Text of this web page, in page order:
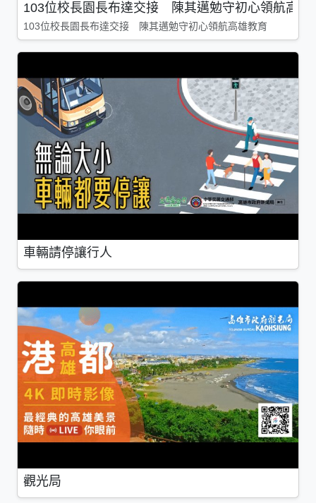
103位校長園長布達交接 陳其邁勉守初心領航高雄
103位校長園長布達交接 陳其邁勉守初心領航高雄教育
車輛請停讓行人
觀光局